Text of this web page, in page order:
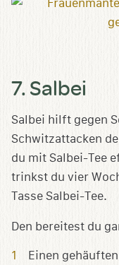
7. Salbei
Salbei hilft gegen
Schwitzattacken
du mit Salbei-Tee
trinkst du vier
Tasse Salbei-Tee.
Den bereitest du
Einen